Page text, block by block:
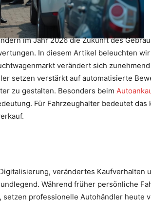
im Jahr 2026 die Zukunft des
In diesem Artikel beleuchten
verändert sich
setzen verstärkt auf automatisierte
zu gestalten. Besonders beim
Für Fahrzeughalter bedeutet das
verändertes Kaufverhalten
Während früher persönliche
professionelle Autohändler heute